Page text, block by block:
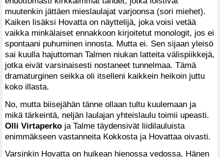
muutenkin jättäen mieslaulajat varjoonsa (sori miehet).
Kaiken lisäksi Hovatta on näyttelijä, joka voisi vetää
vaikka minkälaiset ennakkoon kirjoitetut monologit, jos ei
spontaani puhuminen innosta. Mutta ei. Sen sijaan yleisö
sai kuulla hajuttoman Talmen niukan latteita välispiikkejä,
jotka eivät varsinaisesti nostaneet tunnelmaa. Tämä
dramaturginen seikka oli itselleni kaikkein heikoin juttu
koko illasta.
No, mutta biisejähän tänne ollaan tultu kuulemaan ja
mikä tärkeintä, neljän laulajan yhteislaulu toimii upeasti.
Olli Virtaperko ja Talme täydensivät liidilauluista
enimmäkseen vastanneita Kokkosta ja Hovattaa oivasti.
Varsinkin Hovatta on huikean hienossa vedossa. Hänen